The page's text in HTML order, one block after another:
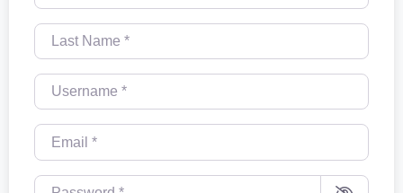
Last Name
Username
Email
Password